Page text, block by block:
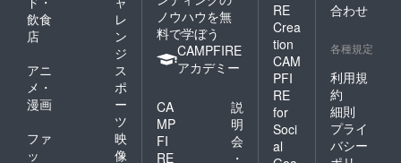
飲食
店
レ
ン
ジ
アニ
メ・
漫画
ス
ポ
ー
ツ
ファ
ッ
映
像
ノウハウを無
料で学ぼう
CAMPFIRE
アカデミー
CA
MP
FI
RE
説
明
会
・
RE
Crea
tion
CAM
PFI
RE
for
Soci
al
合わせ
各種規定
利用規
約
細則
プライ
バシー